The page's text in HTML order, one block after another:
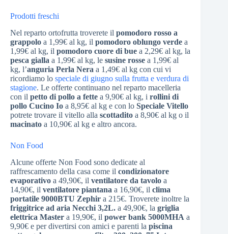
Prodotti freschi
Nel reparto ortofrutta troverete il pomodoro rosso a
grappolo a 1,99€ al kg, il pomodoro oblungo verde a
1,99€ al kg, il pomodoro cuore di bue a 2,29€ al kg, la
pesca gialla a 1,99€ al kg, le susine rosse a 1,99€ al
kg, l’anguria Perla Nera a 1,49€ al kg con cui vi
ricordiamo lo speciale di giugno sulla frutta e verdura di
stagione. Le offerte continuano nel reparto macelleria
con il petto di pollo a fette a 9,90€ al kg, i rollini di
pollo Cucino Io a 8,95€ al kg e con lo Speciale Vitello
potrete trovare il vitello alla scottadito a 8,90€ al kg o il
macinato a 10,90€ al kg e altro ancora.
Non Food
Alcune offerte Non Food sono dedicate al
raffrescamento della casa come il condizionatore
evaporativo a 49,90€, il ventilatore da tavolo a
14,90€, il ventilatore piantana a 16,90€, il clima
portatile 9000BTU Zephir a 215€. Troverete inoltre la
friggitrice ad aria Necchi 3,2L. a 49,90€, la griglia
elettrica Master a 19,90€, il power bank 5000MHA a
9,90€ e per divertirsi con amici e parenti la piscina